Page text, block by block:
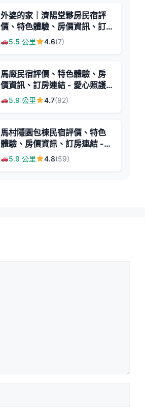
外婆的家｜濟陽堂夥房民宿評
價、特色體驗、房價資訊、訂
房連結 - 傳統三合院風情
5.5 公里 4.6(7)
馬廄民宿評價、特色體驗、房
價資訊、訂房連結 - 愛心照護
與舒適包棟空間
5.9 公里 4.7(92)
馬村隱園包棟民宿評價、特色
體驗、房價資訊、訂房連結 -
眷村風情與溫馨團聚
5.9 公里 4.8(59)